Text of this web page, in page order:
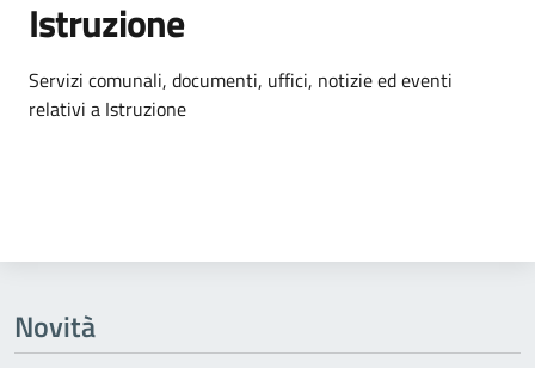
Istruzione
Dettagli dell'argomento
Servizi comunali, documenti, uffici, notizie ed eventi
relativi a Istruzione
Novità